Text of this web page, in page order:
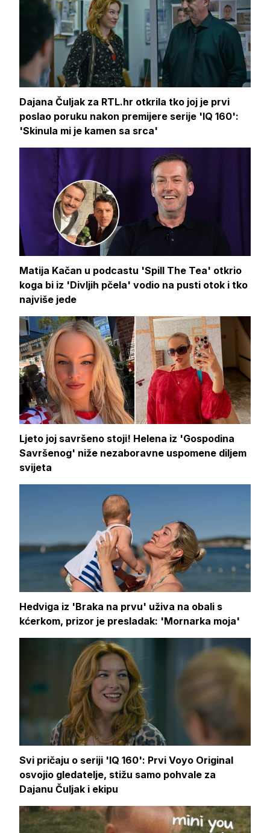
Dajana Čuljak za RTL.hr otkrila tko joj je prvi
poslao poruku nakon premijere serije 'IQ 160':
'Skinula mi je kamen sa srca'
Matija Kačan u podcastu 'Spill The Tea' otkrio
koga bi iz 'Divljih pčela' vodio na pusti otok i tko
najviše jede
Ljeto joj savršeno stoji! Helena iz 'Gospodina
Savršenog' niže nezaboravne uspomene diljem
svijeta
Hedviga iz 'Braka na prvu' uživa na obali s
kćerkom, prizor je presladak: 'Mornarka moja'
Svi pričaju o seriji 'IQ 160': Prvi Voyo Original
osvojio gledatelje, stižu samo pohvale za
Dajanu Čuljak i ekipu